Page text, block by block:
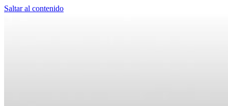
Saltar al contenido